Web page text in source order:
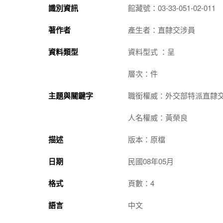
識別資訊 館藏號：03-33-051-02-011
著作者 產生者：直隸交涉員
資料類型 資料型式 ：呈
層次：件
主題與關鍵字 職銜權威：外交部特派直隸
人名權威：黃榮良
描述 版本：原檔
日期 民國08年05月
格式 頁數：4
語言 中文